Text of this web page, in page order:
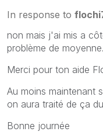
In response to
non mais j'ai mis a
problème de
Merci pour ton aide
Au moins maintenant
on aura traité de ça
Bonne journée